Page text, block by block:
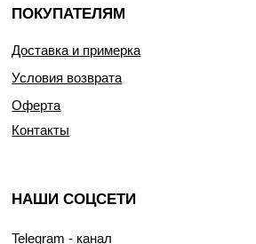
ПОКУПАТЕЛЯМ
НАШИ СОЦСЕТИ
Telegram - канал
Доставка и примерка
Условия возврата
Оферта
Контакты